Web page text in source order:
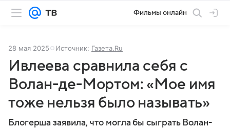
Фильмы онлайн
28 мая 2025 Источник: Газета.Ru
Ивлеева сравнила себя с
Волан-де-Мортом: «Мое имя
тоже нельзя было называть»
Блогерша заявила, что могла бы сыграть Волан-